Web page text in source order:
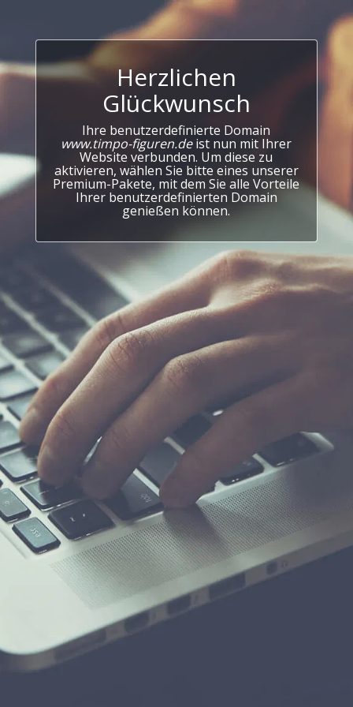
Herzlichen
Glückwunsch
Ihre benutzerdefinierte Domain
www.timpo-figuren.deist nun mit Ihrer
Website verbunden. Um diese zu
aktivieren, wählen Sie bitte eines unserer
Premium-Pakete, mit dem Sie alle Vorteile
Ihrer benutzerdefinierten Domain
genießen können.